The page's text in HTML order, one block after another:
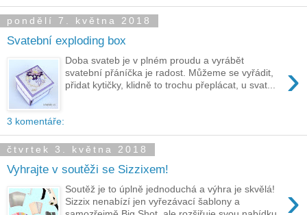
pondělí 7. května 2018
Svatební exploding box
›
Doba svateb je v plném proudu a vyrábět
svatební přáníčka je radost. Můžeme se vyřádit,
přidat kytičky, klidně to trochu přeplácat, u svat...
3 komentáře:
čtvrtek 3. května 2018
Vyhrajte v soutěži se Sizzixem!
›
Soutěž je to úplně jednoduchá a výhra je skvělá!
Sizzix nenabízí jen vyřezávací šablony a